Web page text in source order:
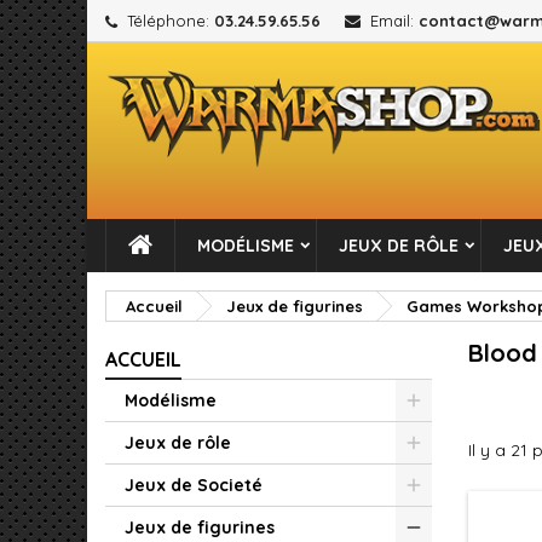
Téléphone: 03.24.59.65.56 Email:
MODÉLISME JEUX DE RÔLE
Accueil Jeux de figurines Games
ACCUEIL
Modélisme
Jeux de rôle
Jeux de Societé
Jeux de figurines
Il y a 21
add_circle_outline